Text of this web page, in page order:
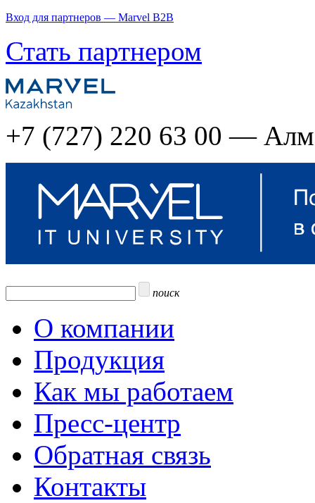
Вход для партнеров — Marvel B2B
Стать партнером
+7 (727) 220 63 00 —
поиск
О компании
Продукция
Как мы работаем
Пресс-центр
Обратная связь
Контакты